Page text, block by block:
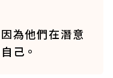
為他們在潛意
己。